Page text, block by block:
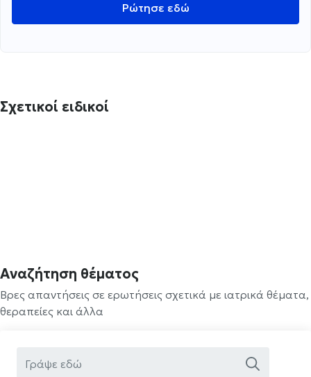
Ρώτησε εδώ
Σχετικοί ειδικοί
Αναζήτηση θέματος
Βρες απαντήσεις σε ερωτήσεις σχετικά με ιατρικά θέματα,
θεραπείες και άλλα